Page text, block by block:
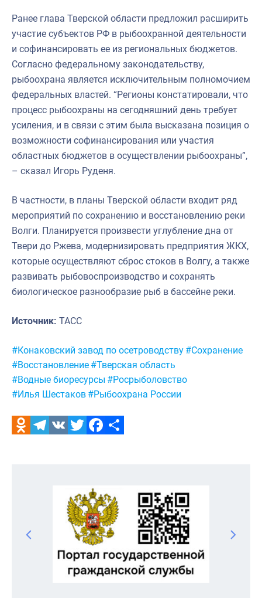
Ранее глава Тверской области предложил расширить
участие субъектов РФ в рыбоохранной деятельности
и софинансировать ее из региональных бюджетов.
Согласно федеральному законодательству,
рыбоохрана является исключительным полномочием
федеральных властей. “Регионы констатировали, что
процесс рыбоохраны на сегодняшний день требует
усиления, и в связи с этим была высказана позиция о
возможности софинансирования или участия
областных бюджетов в осуществлении рыбоохраны”,
– сказал Игорь Руденя.
В частности, в планы Тверской области входит ряд
мероприятий по сохранению и восстановлению реки
Волги. Планируется произвести углубление дна от
Твери до Ржева, модернизировать предприятия ЖКХ,
которые осуществляют сброс стоков в Волгу, а также
развивать рыбовоспроизводство и сохранять
биологическое разнообразие рыб в бассейне реки.
Источник: ТАСС
Метки:
#Конаковский завод по осетроводству #Сохранение
#Восстановление #Тверская область
#Водные биоресурсы #Росрыболовство
#Илья Шестаков #Рыбоохрана России